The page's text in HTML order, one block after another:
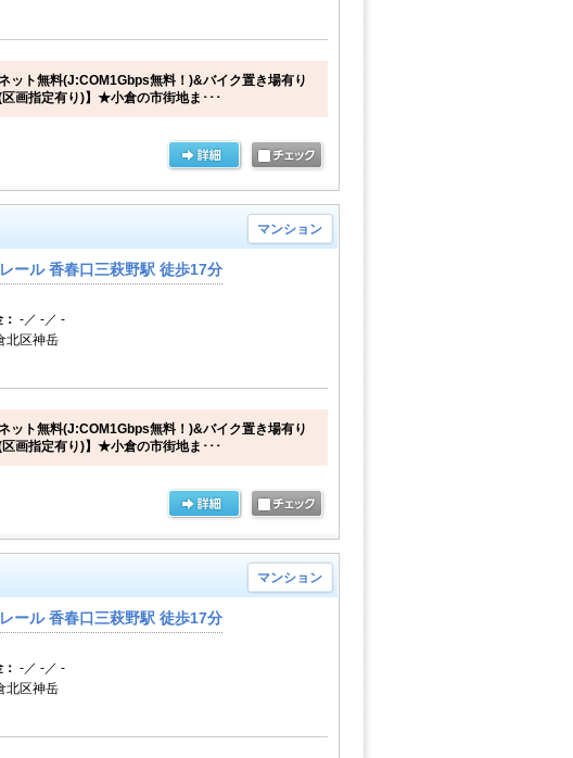
ット無料(J:COM1Gbps無料！)&バイク置き場有り
区画指定有り)】★小倉の市街地ま･･･
マンション
ール 香春口三萩野駅 徒歩17分
-／ -／ -
北区神岳
ット無料(J:COM1Gbps無料！)&バイク置き場有り
区画指定有り)】★小倉の市街地ま･･･
マンション
ール 香春口三萩野駅 徒歩17分
-／ -／ -
北区神岳